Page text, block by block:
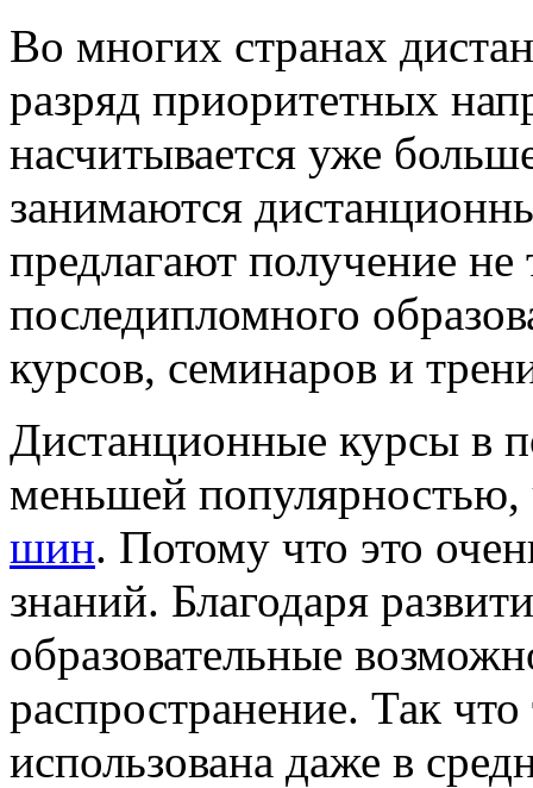
Во многих странах
разряд приоритетных
насчитывается уже
занимаются
предлагают получение
последипломного
курсов, семинаров и
Дистанционные курсы в
меньшей
шин. Потому что это
знаний. Благодаря
образовательные
распространение. Так
использована даже в